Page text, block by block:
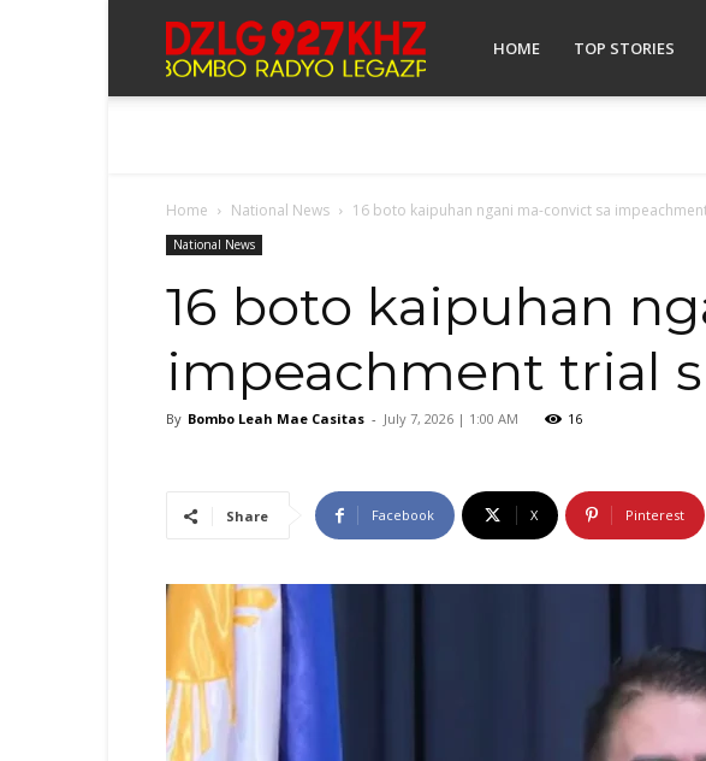
Bombo HOME TOP STORIES
Home National News 16 boto kaipuhan ngani ma-convict sa
National News
16 boto kaipuhan
impeachment trial
By Bombo Leah Mae Casitas - July 7, 2026 | 1:00 AM 16
Share Facebook X Pinterest